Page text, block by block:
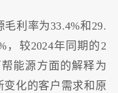
毛利率为33.4%和29.
，较2024年同期的2
帮能源方面的解释为
化的客户需求和原